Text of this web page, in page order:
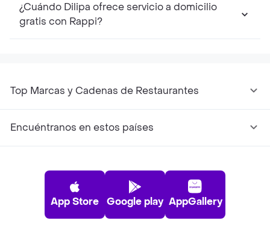
¿Cuándo Dilipa ofrece servicio a domicilio
gratis con Rappi?
Top Marcas y Cadenas de Restaurantes
Encuéntranos en estos países
App Store Google play AppGallery